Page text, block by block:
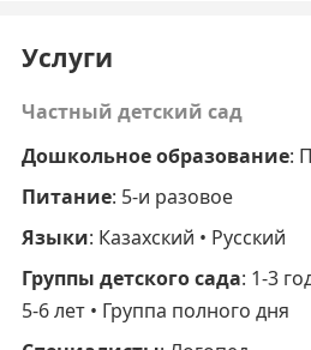
Услуги
Частный детский сад
Дошкольное образование:
Питание: 5-и разовое
Языки: Казахский • Русский
Группы детского сада: 1-3
5-6 лет • Группа полного дня